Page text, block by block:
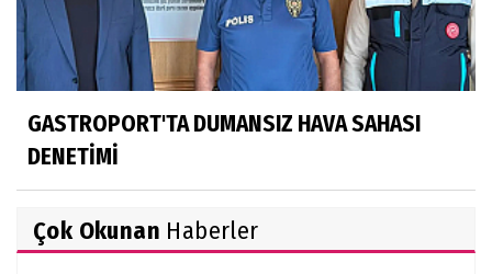
GASTROPORT'TA DUMANSIZ HAVA SAHASI
DENETİMİ
Çok Okunan Haberler